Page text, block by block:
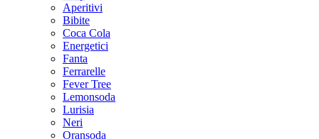
Aperitivi
Bibite
Coca Cola
Energetici
Fanta
Ferrarelle
Fever Tree
Lemonsoda
Lurisia
Neri
Oransoda